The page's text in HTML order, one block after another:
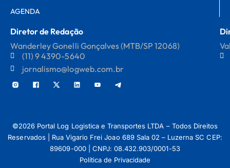
AGENDA
Diretor de Redação
Wanderley Gonelli Gonçalves (MTB/SP 12068)
(11) 9 4390-5640
jornalismo@logweb.com.br
©2026 Portal Log Logistica e Transportes LTDA – Todos Direitos
Reservados | Rua Vigario Frei Joao 689 Sala 02 – Luzerna SC CEP:
89609-000 | CNPJ: 08.432.903/0001-53
Política de Privacidade